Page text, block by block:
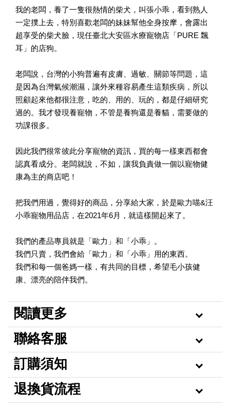
我的老闆，養了一隻很熱情的柴犬，叫張小乖，看到熟人
一定撲上去，特別喜歡老闆的妹妹幫他全身按摩，會露出
超享受的柴犬臉，現任臺北大安區水療寵物店「PURE 飄
耳」的店狗。
老闆說，台灣的小狗普遍有皮膚、過敏、關節等問題，這
是因為台灣氣候潮濕，讓外來種容易產生這類疾病，所以
照顧起來他都很注意，吃的、用的、玩的，都是仔細研究
過的。我才發現養寵物，不管是養狗還是養貓，需要做的
功課很多。
因此我們很常彼此分享寵物的資訊，買的每一樣東西都會
認真看成分。老闆就說，不如，讓我負責做一個以寵物健
康為主的商店吧！
把我們用過，覺得好的商品，分享給大家，於是歐力喵&汪
小乖寵物用品店，在2021年6月，就這樣開起來了。
我們的產品專員就是「歐力」和「小乖」。
我們只賣，我們會給「歐力」和「小乖」用的東西。
我們和每一個爸媽一樣，有共同的目標，希望毛小孩健
康、漂亮的陪伴我們。
閱讀更多
聯絡客服
訂購須知
退換貨流程